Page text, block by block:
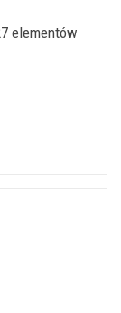
elementów